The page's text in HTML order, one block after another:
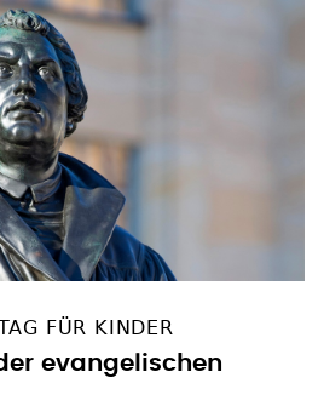
FÜR KINDER
evangelischen